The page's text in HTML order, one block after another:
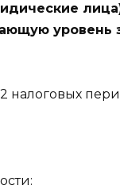
уровень